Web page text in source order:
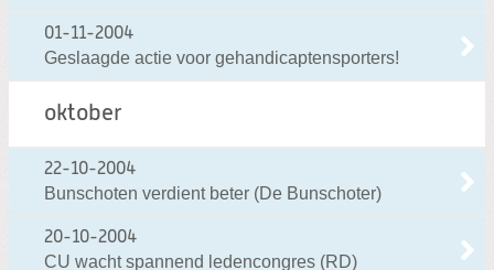
01-11-2004
Geslaagde actie voor gehandicaptensporters!
oktober
22-10-2004
Bunschoten verdient beter (De Bunschoter)
20-10-2004
CU wacht spannend ledencongres (RD)